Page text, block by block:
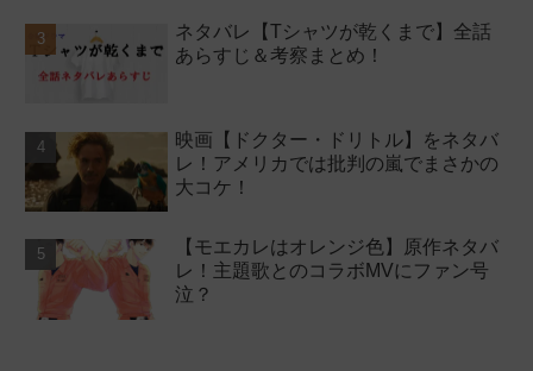
ネタバレ【Tシャツが乾くまで】全話
あらすじ＆考察まとめ！
映画【ドクター・ドリトル】をネタバ
レ！アメリカでは批判の嵐でまさかの
大コケ！
【モエカレはオレンジ色】原作ネタバ
レ！主題歌とのコラボMVにファン号
泣？